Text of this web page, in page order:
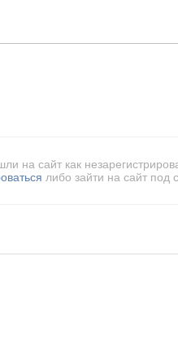
на сайт как
либо зайти на сайт